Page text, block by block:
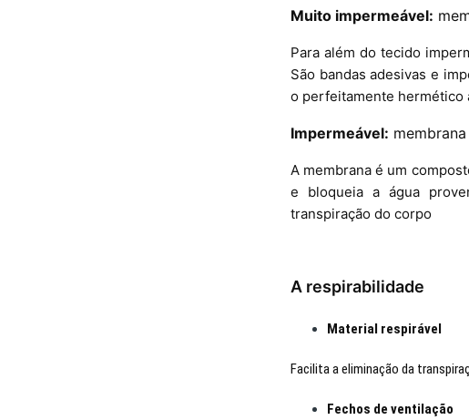
Muito impermeável:
Para além do tecido
São bandas adesivas e
o perfeitamente hermético
Impermeável:
A membrana é um
e bloqueia a água
transpiração do corpo
A respirabilidade
Material respirável
Facilita a eliminação da
Fechos de ventilação